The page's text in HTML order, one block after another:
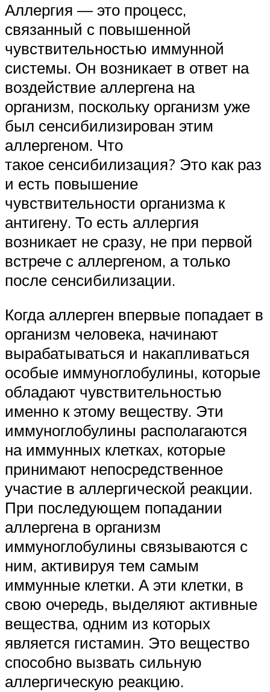
Аллергия — это процесс,
связанный с повышенной
чувствительностью иммунной
системы. Он возникает в ответ на
воздействие аллергена на
организм, поскольку организм уже
был сенсибилизирован этим
аллергеном. Что
такое сенсибилизация? Это как раз
и есть повышение
чувствительности организма к
антигену. То есть аллергия
возникает не сразу, не при первой
встрече с аллергеном, а только
после сенсибилизации.
Когда аллерген впервые попадает в
организм человека, начинают
вырабатываться и накапливаться
особые иммуноглобулины, которые
обладают чувствительностью
именно к этому веществу. Эти
иммуноглобулины располагаются
на иммунных клетках, которые
принимают непосредственное
участие в аллергической реакции.
При последующем попадании
аллергена в организм
иммуноглобулины связываются с
ним, активируя тем самым
иммунные клетки. А эти клетки, в
свою очередь, выделяют активные
вещества, одним из которых
является гистамин. Это вещество
способно вызвать сильную
аллергическую реакцию.